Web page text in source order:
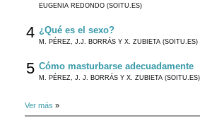
EUGENIA REDONDO (SOITU.ES)
4 ¿Qué es el sexo?
M. PÉREZ, J.J. BORRÁS Y X. ZUBIETA (SOITU.ES)
5 Cómo masturbarse adecuadamente
M. PÉREZ, J. J. BORRÁS Y X. ZUBIETA (SOITU.ES)
Ver más »